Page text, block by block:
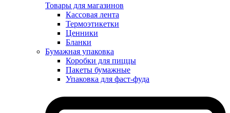
Товары для магазинов
Кассовая лента
Термоэтикетки
Ценники
Бланки
Бумажная упаковка
Коробки для пиццы
Пакеты бумажные
Упаковка для фаст-фуда